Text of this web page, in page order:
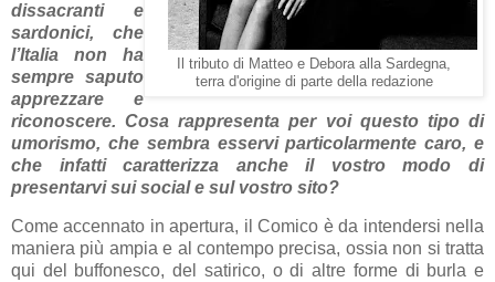
Il tributo di Matteo e Debora alla Sardegna,
terra d'origine di parte della redazione
dissacranti e
sardonici, che
l’Italia non ha
sempre saputo
apprezzare e
riconoscere. Cosa rappresenta per voi questo tipo di
umorismo, che sembra esservi particolarmente caro, e
che infatti caratterizza anche il vostro modo di
presentarvi sui social e sul vostro sito?
Come accennato in apertura, il Comico è da intendersi nella
maniera più ampia e al contempo precisa, ossia non si tratta
qui del buffonesco, del satirico, o di altre forme di burla e